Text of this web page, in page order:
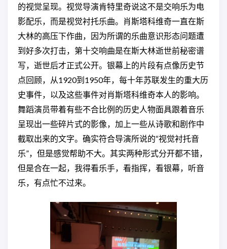
的视觉呈现。视觉导演肯特里奇说这不是交响乐为电
影配乐，而是视觉衬托乐曲。肖斯塔科维奇一直在斯
大林的高压下作曲，因为所谓的乐曲意识形态问题遭
到好多次打击，第十交响曲是在斯大林逝世前秘密谱
写，逝世后才正式公开。银幕上的片段有点像历史节
点回顾，从1920到1950年，每十年苏联发生的重大历
史事件，以及这些事件对肖斯塔科维奇本人的影响。
舞蹈演员带着有些不合比例的历史人物面具跟着音乐
呈现出一些碎片式的影像，加上一些从诗歌和剧作中
截取出来的文字。确实符合导演所说的“视觉衬托音
乐”，但是感觉帮助不大。其实两种形式分开都不错，
但是合在一起，我得看乐手，看指挥，看银幕，听音
乐，有点忙不过来。